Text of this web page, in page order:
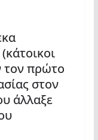
τον πρώτο
στον
άλλαξε